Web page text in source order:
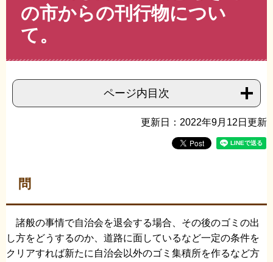
の市からの刊行物につい
て。
ページ内目次
更新日：2022年9月12日更新
問
諸般の事情で自治会を退会する場合、その後のゴミの出
し方をどうするのか、道路に面しているなど一定の条件を
クリアすれば新たに自治会以外のゴミ集積所を作るなど方